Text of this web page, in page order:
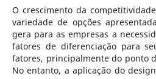
O crescimento da
variedade de opções
gera para as empresas a
fatores de diferenciação para
fatores, principalmente do ponto
No entanto, a aplicação do